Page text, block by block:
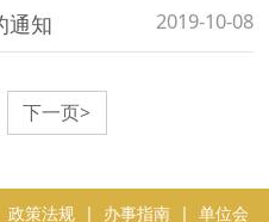
通知 2019-10-08
下一页>
政策法规 | 办事指南 | 单位会